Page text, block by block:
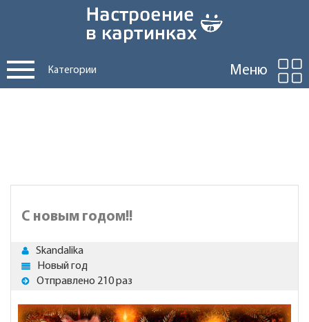
Категории Меню
С новым годом!!
Skandalika
Новый год
Отправлено 210 раз